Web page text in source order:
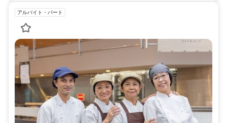
アルバイト・パート